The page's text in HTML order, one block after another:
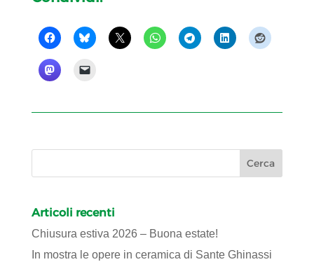
Articoli recenti
Chiusura estiva 2026 – Buona estate!
In mostra le opere in ceramica di Sante Ghinassi